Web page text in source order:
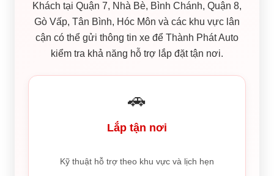
Khách tại Quận 7, Nhà Bè, Bình Chánh, Quận 8,
Gò Vấp, Tân Bình, Hóc Môn và các khu vực lân
cận có thể gửi thông tin xe để Thành Phát Auto
kiểm tra khả năng hỗ trợ lắp đặt tận nơi.
🚗
Lắp tận nơi
Kỹ thuật hỗ trợ theo khu vực và lịch hẹn